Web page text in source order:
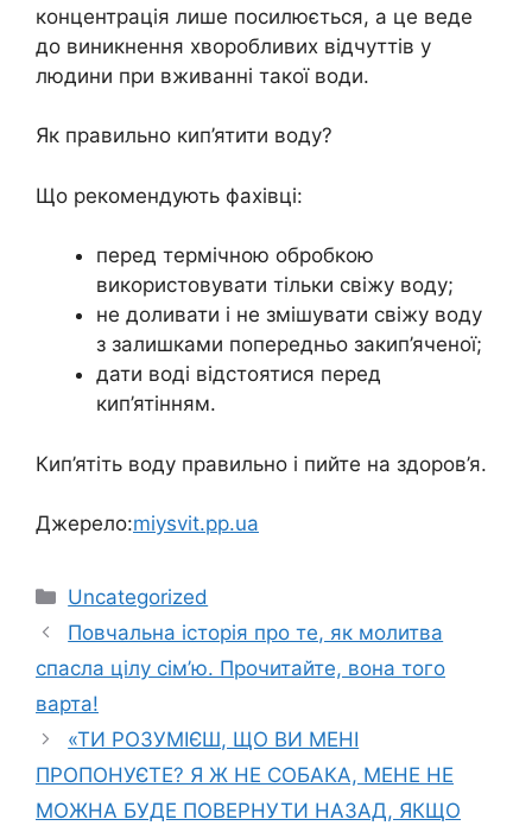
концентрація лише посилюється, а це веде
до виникнення хвopобливих відчуттів у
людини при вживанні такої води.
Як правильно кип’ятити воду?
Що рекомендують фахівці:
перед термічною обробкою
використовувати тільки свіжу воду;
не доливати і не змішувати свіжу воду
з залишками попередньо закип’яченої;
дати воді відстоятися перед
кип’ятінням.
Кип’ятіть воду правильно і пийте на здoров’я.
Джерело:miysvit.pp.ua
Категорії
Uncategorized
Повчальна історія про те, як молитва
спасла цілу сім’ю. Прочитайте, вона того
варта!
«ТИ РОЗУМІЄШ, ЩО ВИ МЕНІ
ПРОПОНУЄТЕ? Я Ж НЕ СОБАКА, МЕНЕ НЕ
МОЖНА БУДЕ ПОВЕРНУТИ НАЗАД, ЯКЩО